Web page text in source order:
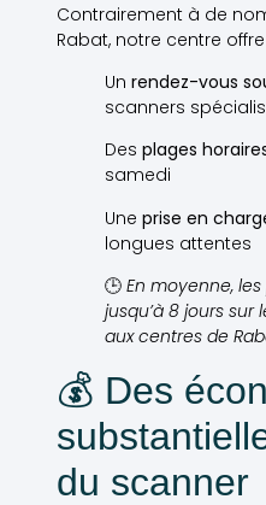
Contrairement à de
Rabat, notre centre offre
Un rendez-vous
scanners
Des plages
samedi
Une prise en
longues attentes
🕒 En moyenne,
jusqu’à 8 jours sur
aux centres de
💰 Des
du scanner